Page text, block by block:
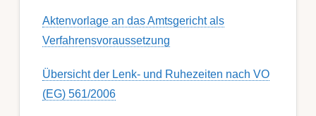
Aktenvorlage an das Amtsgericht als
Verfahrensvoraussetzung
Übersicht der Lenk- und Ruhezeiten nach VO
(EG) 561/2006